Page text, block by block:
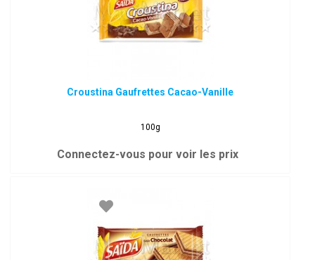
Croustina Gaufrettes Cacao-Vanille
100g
Connectez-vous pour voir les prix